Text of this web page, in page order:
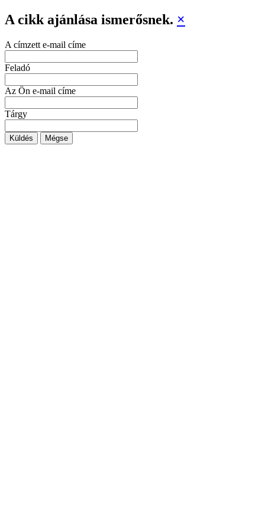
A cikk ajánlása ismerősnek. ×
A címzett e-mail címe
Feladó
Az Ön e-mail címe
Tárgy
Küldés Mégse